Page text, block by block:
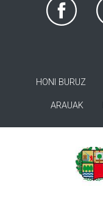
HONI BURUZ
ARAUAK